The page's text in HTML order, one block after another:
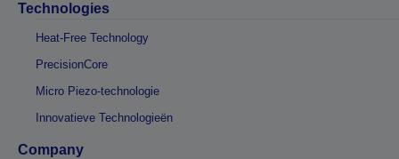
Technologies
Heat-Free Technology
PrecisionCore
Micro Piezo-technologie
Innovatieve Technologieën
Company